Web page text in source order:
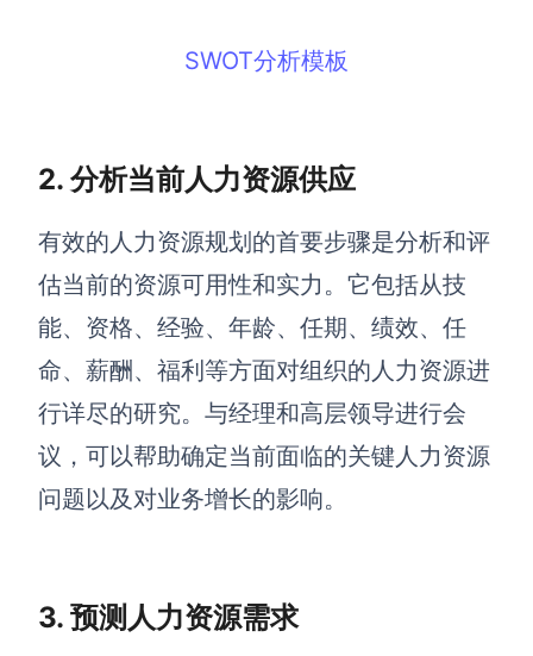
获取详细功能指南和技术支持
知识分享社区
定价
SWOT分析模板
2. 分析当前人力资源供应
有效的人力资源规划的首要步骤是分析和评
估当前的资源可用性和实力。它包括从技
能、资格、经验、年龄、任期、绩效、任
命、薪酬、福利等方面对组织的人力资源进
行详尽的研究。与经理和高层领导进行会
议，可以帮助确定当前面临的关键人力资源
问题以及对业务增长的影响。
3. 预测人力资源需求